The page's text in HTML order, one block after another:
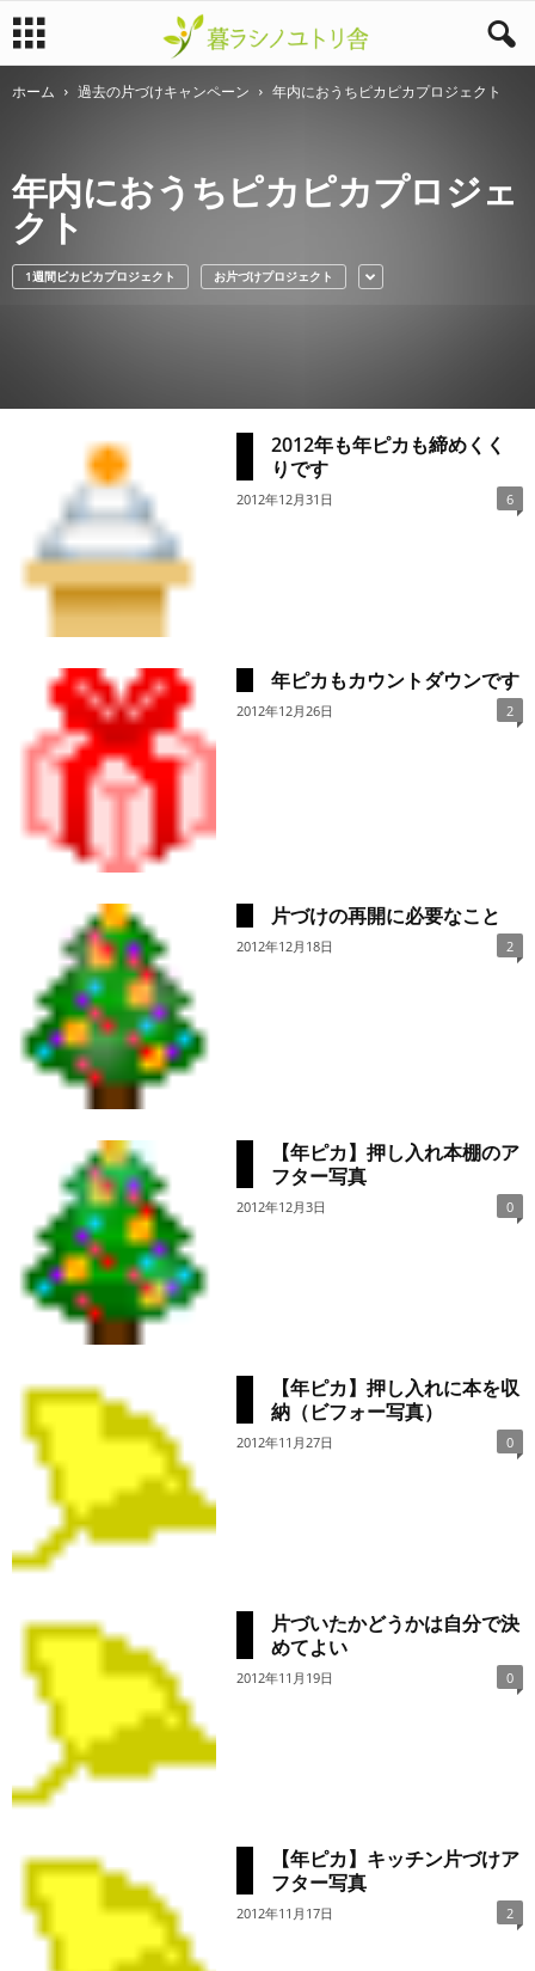
暮
シ
リ
ホーム 過去の片づけキャンペーン 年内におうちピカピカプロジェクト
年内におうちピカピカプロジェ
クト
1週間ピカピカプロジェクト お片づけプロジェクト
2012年も年ピカも締めくく
りです
2012年12月31日 6
年ピカもカウントダウンです
2012年12月26日 2
片づけの再開に必要なこと
2012年12月18日 2
【年ピカ】押し入れ本棚のア
フター写真
2012年12月3日 0
【年ピカ】押し入れに本を収
納（ビフォー写真）
2012年11月27日 0
片づいたかどうかは自分で決
めてよい
2012年11月19日 0
【年ピカ】キッチン片づけア
フター写真
2012年11月17日 2